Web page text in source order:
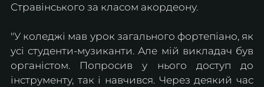
Стравінського за класом акордеону.
"У коледжі мав урок загального фортепіано, як
усі студенти-музиканти. Але мій викладач був
органістом. Попросив у нього доступ до
інструменту, так і навчився. Через деякий час